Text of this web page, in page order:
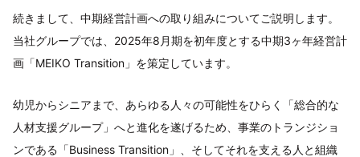
続きまして、中期経営計画への取り組みについてご説明します。
当社グループでは、2025年8月期を初年度とする中期3ヶ年経営計
画「MEIKO Transition」を策定しています。
幼児からシニアまで、あらゆる人々の可能性をひらく「総合的な
人材支援グループ」へと進化を遂げるため、事業のトランジショ
ンである「Business Transition」、そしてそれを支える人と組織